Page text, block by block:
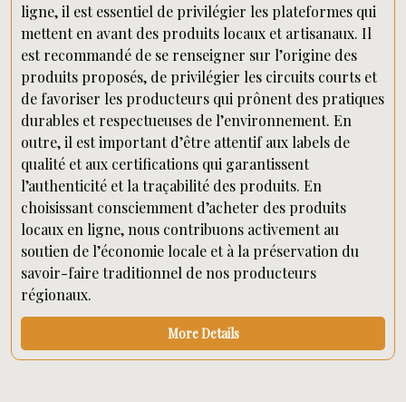
ligne, il est essentiel de privilégier les plateformes qui
mettent en avant des produits locaux et artisanaux. Il
est recommandé de se renseigner sur l’origine des
produits proposés, de privilégier les circuits courts et
de favoriser les producteurs qui prônent des pratiques
durables et respectueuses de l’environnement. En
outre, il est important d’être attentif aux labels de
qualité et aux certifications qui garantissent
l’authenticité et la traçabilité des produits. En
choisissant consciemment d’acheter des produits
locaux en ligne, nous contribuons activement au
soutien de l’économie locale et à la préservation du
savoir-faire traditionnel de nos producteurs
régionaux.
More Details